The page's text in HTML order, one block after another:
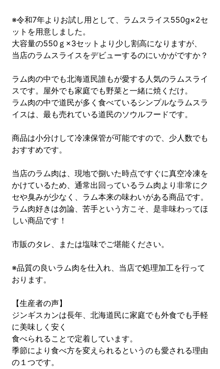
※令和7年よりお試し用として、ラムスライス550g×2セ
ットを用意しました。
大容量の550ｇ×3セットより少し割高になりますが、
当店のラムスライスをデビューするのにいかがですか？
ラム肉の中でも北海道民誰もが愛する人気のラムスライ
スです。屋外でも家庭でも野菜と一緒に焼くだけ。
ラム肉の中で道民が多く食べているシンプルなラムスラ
イスは、最も売れている道民のソウルフードです。
商品は小分けして冷凍保管が可能ですので、少人数でも
おすすめです。
当店のラム肉は、現地で捌いた時点ですぐに真空冷凍を
かけているため、通常出回っているラム肉より非常にク
セや臭みが少なく、ラム本来の味わいがある商品です。
ラム肉好きは勿論、苦手という方こそ、是非味わってほ
しい商品です！
市販のタレ、または塩味でご堪能ください。
※品質の良いラム肉を仕入れ、当店で処理加工を行って
おります。
【生産者の声】
ジンギスカンは長年、北海道民に家庭でも外食でも手軽
に美味しく安く
食べられることで定着しています。
季節により食べ方を変えられるというのも愛される理由
の１つです。